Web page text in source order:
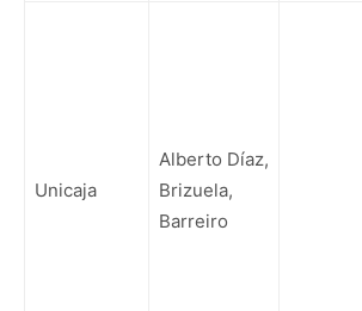
Unicaja
Alberto Díaz,
Brizuela,
Barreiro